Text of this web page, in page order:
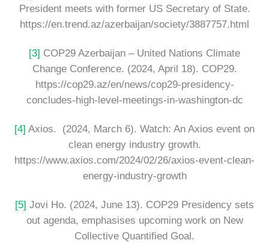
President meets with former US Secretary of State.
https://en.trend.az/azerbaijan/society/3887757.html
[3] COP29 Azerbaijan – United Nations Climate
Change Conference. (2024, April 18). COP29.
https://cop29.az/en/news/cop29-presidency-
concludes-high-level-meetings-in-washington-dc
[4] Axios. (2024, March 6). Watch: An Axios event on
clean energy industry growth.
https://www.axios.com/2024/02/26/axios-event-clean-
energy-industry-growth
[5] Jovi Ho. (2024, June 13). COP29 Presidency sets
out agenda, emphasises upcoming work on New
Collective Quantified Goal.